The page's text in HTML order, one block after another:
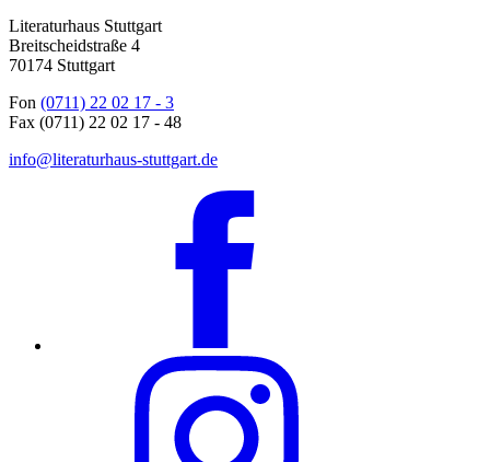
Literaturhaus Stuttgart
Breitscheidstraße 4
70174 Stuttgart
Fon (0711) 22 02 17 - 3
Fax (0711) 22 02 17 - 48
info@literaturhaus-stuttgart.de